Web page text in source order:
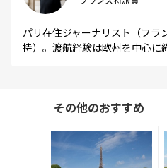
パリ在住ジャーナリスト（フラ
持）。渡航経験は欧州を中心に
その他のおすすめ